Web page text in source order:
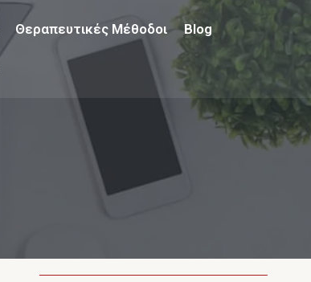
Θεραπευτικές Μέθοδοι Blog